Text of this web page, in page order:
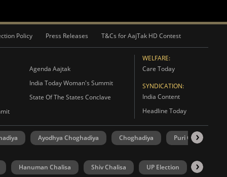
Policy Press Releases T&Cs for AajTak HD Contest
Agenda Aajtak
India Today Woman's Summit
State Of The States Conclave
WELFARE:
Care Today
SYNDICATION:
India Content
Headline Today
Ayodhya Choghadiya Choghadiya Puri Choghadiya
Hanuman Chalisa Shiv Chalisa UP Election Punjab